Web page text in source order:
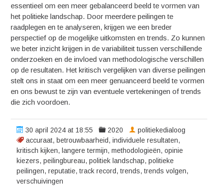
essentieel om een meer gebalanceerd beeld te vormen van
het politieke landschap. Door meerdere peilingen te
raadplegen en te analyseren, krijgen we een breder
perspectief op de mogelijke uitkomsten en trends. Zo kunnen
we beter inzicht krijgen in de variabiliteit tussen verschillende
onderzoeken en de invloed van methodologische verschillen
op de resultaten. Het kritisch vergelijken van diverse peilingen
stelt ons in staat om een meer genuanceerd beeld te vormen
en ons bewust te zijn van eventuele vertekeningen of trends
die zich voordoen.
30 april 2024 at 18:55
2020
accuraat,betrouwbaarheid,individuele resultaten,
kritisch kijken,langere termijn,methodologieën,opinie
kiezers,peilingbureau,politiek landschap,politieke
peilingen,reputatie,track record,trends,trends volgen,
verschuivingen
politiekedialoog